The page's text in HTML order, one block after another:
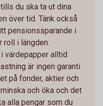
du ska ta ut dina
över tid. Tänk också
pensionssparande i
roll i längden.
värdepapper alltid
är ingen garanti
på fonder, aktier och
och öka och det
alla pengar som du